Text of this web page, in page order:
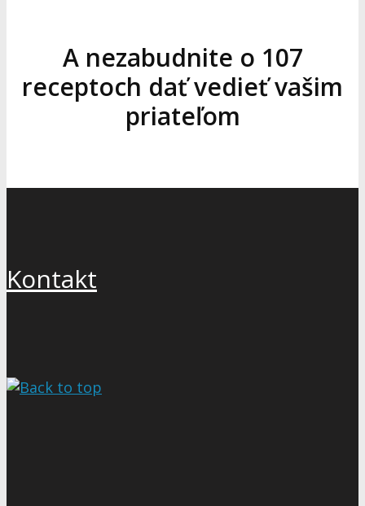
A nezabudnite o 107
receptoch dať vedieť vašim
priateľom
Kontakt